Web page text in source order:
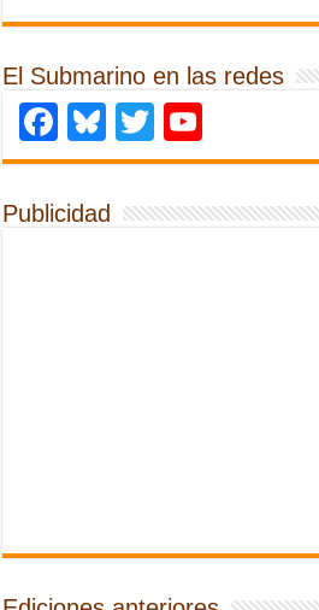
El Submarino en las redes
Facebook
Bluesky
Twitter
Publicidad